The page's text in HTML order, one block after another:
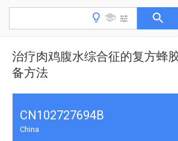
治疗肉鸡腹水综合征的复方蜂
备方法
CN102727694B
China